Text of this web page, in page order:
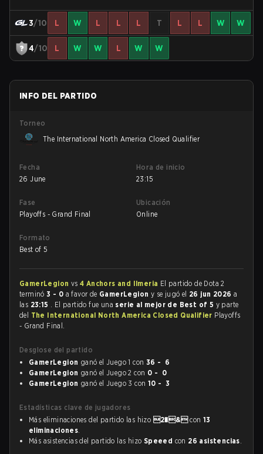
3/10 L W L L L T L L W W
4/10 L W W L W W
INFO DEL PARTIDO
Torneo
The International North America Closed Qualifier
Fecha
26 June
Hora de inicio
23:15
Fase
Playoffs - Grand Final
Ubicación
Online
Formato
Best of 5
GamerLegion vs4 Anchors and Ilmeria El partido de Dota 2
terminó3 - 0 a favor de GamerLegion y se jugó el 26 jun 2026 a
las 23:15 . El partido fue una serie al mejor de Best of 5 y parte
del The International North America Closed Qualifier Playoffs
- Grand Final.
Desglose del partido
GamerLegion ganó el Juego 1 con 36 - 6
GamerLegion ganó el Juego 2 con 0 - 0
GamerLegion ganó el Juego 3 con 10 - 3
Estadísticas clave de jugadores
Más eliminaciones del partido las hizo 2�&con13
eliminaciones.
Más asistencias del partido las hizo Speeed con 26 asistencias.